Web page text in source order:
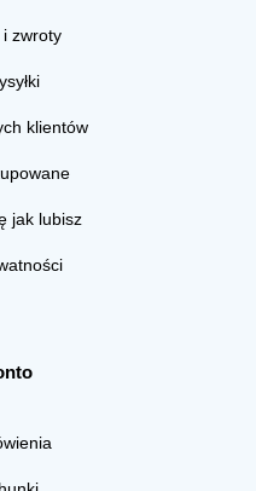
zwroty
klientów
jak lubisz